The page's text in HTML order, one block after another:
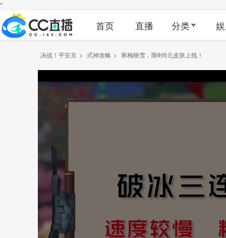
"
首页 直播 分类
决战！平安京 > 式神攻略 > 寒梅映雪，限时6元皮肤上线！